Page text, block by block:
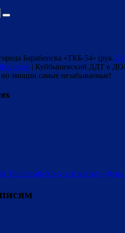
Барабинска «ТКБ-54» (рук.
| Куйбышевский ДДТ в
эмоции самые незабываемые!
«Хочу всё знать!» «День